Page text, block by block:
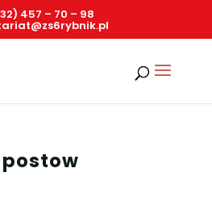
457 – 70 – 98